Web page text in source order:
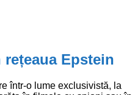
Epstein
într-o lume exclusivistă, la